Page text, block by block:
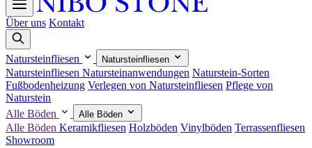
Über uns Kontakt
Natursteinfliesen Natursteinfliesen
Natursteinfliesen Natursteinanwendungen Naturstein-Sorten
Fußbodenheizung Verlegen von Natursteinfliesen Pflege von
Naturstein
Alle Böden
Alle Böden
Alle Böden Keramikfliesen Holzböden Vinylböden Terrassenfliesen
Showroom